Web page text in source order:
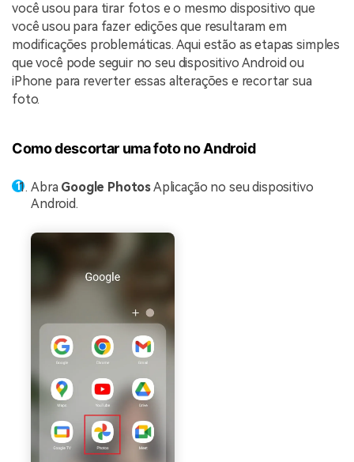
você usou para tirar fotos e o mesmo dispositivo que
você usou para fazer edições que resultaram em
modificações problemáticas. Aqui estão as etapas simples
que você pode seguir no seu dispositivo Android ou
iPhone para reverter essas alterações e recortar sua
foto.
Como descortar uma foto no Android
Abra Google PhotosAplicação no seu dispositivo
Android.